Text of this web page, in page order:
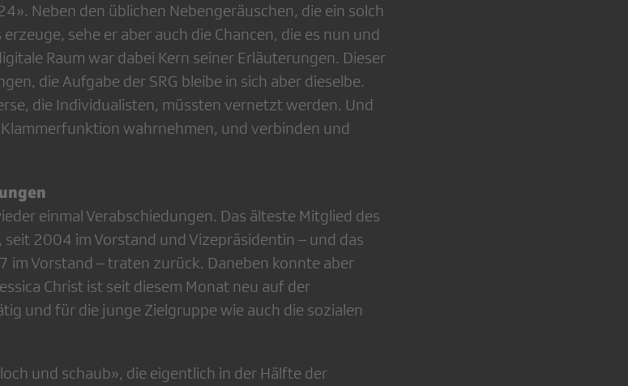
Neben den üblichen Nebengeräuschen, die ein solch
sehe er aber auch die Chancen, die es nun und
Raum war dabei Kern seiner Erläuterungen. Dieser
die Aufgabe der SRG bleibe in sich aber dieselbe.
die Individualisten, müssten vernetzt werden. Und
Klammerfunktion wahrnehmen, und verbinden und
einmal Verabschiedungen. Das älteste Mitglied des
2004 im Vorstand und Vizepräsidentin – und das
im Vorstand – traten zurück. Daneben konnte aber
Christ ist seit diesem Monat neu auf der
und für die junge Zielgruppe wie auch die sozialen
und schaub», die eigentlich in der Hälfte der